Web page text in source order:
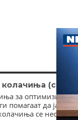
колачиња
за
помагаат да ја
се